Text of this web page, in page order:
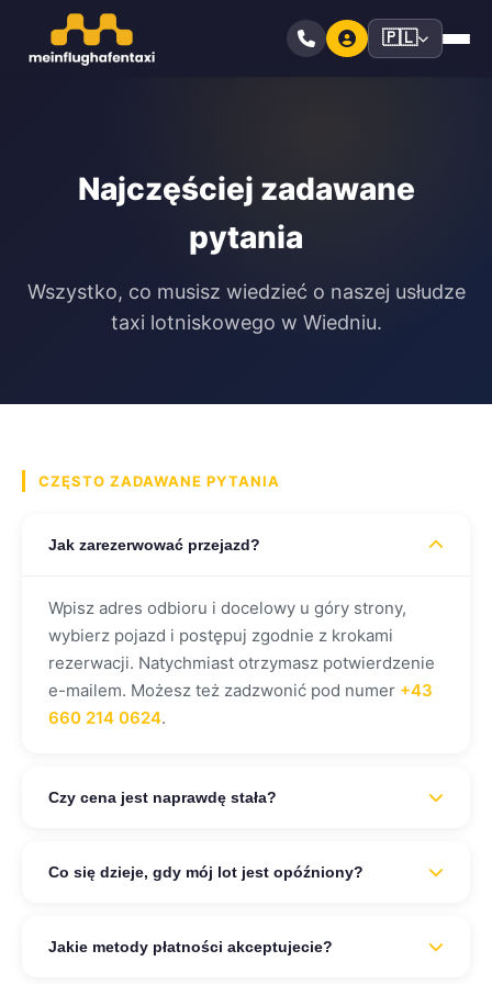
🇵🇱
Najczęściej zadawane
pytania
Wszystko, co musisz wiedzieć o naszej usłudze
taxi lotniskowego w Wiedniu.
CZĘSTO ZADAWANE PYTANIA
Jak zarezerwować przejazd?
Wpisz adres odbioru i docelowy u góry strony,
wybierz pojazd i postępuj zgodnie z krokami
rezerwacji. Natychmiast otrzymasz potwierdzenie
e-mailem. Możesz też zadzwonić pod numer +43
660 214 0624.
Czy cena jest naprawdę stała?
Tak, absolutnie. Cena widoczna podczas
rezerwacji to cena ostateczna – gwarantowana.
na lotnisku. To jest nasza obietnica stałej ceny.
Co się dzieje, gdy mój lot jest opóźniony?
Nie martw się! Automatycznie śledzimy Twój
numer lotu i dostosowujemy czas odbioru do
Jakie metody płatności akceptujecie?